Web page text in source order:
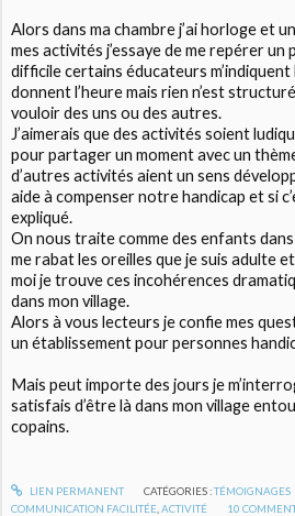
Alors dans ma chambre j’ai horloge et
mes activités j’essaye de me repérer un
difficile certains éducateurs
donnent l’heure mais rien n’est
vouloir des uns ou des autres.
J’aimerais que des activités soient
pour partager un moment avec un
d’autres activités aient un sens
aide à compenser notre handicap et si
expliqué.
On nous traite comme des enfants
me rabat les oreilles que je suis adulte
moi je trouve ces incohérences
dans mon village.
Alors à vous lecteurs je confie mes
un établissement pour personnes
Mais peut importe des jours je
satisfais d’être là dans mon village
copains.
LIEN PERMANENT CATÉGORIES :TÉMOIGNAGES
COMMUNICATION FACILITÉE ,ACTIVITÉ 10